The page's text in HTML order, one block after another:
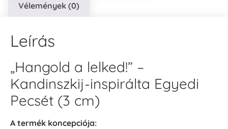
Vélemények (0)
Leírás
„Hangold a lelked!” –
Kandinszkij-inspirálta Egyedi
Pecsét (3 cm)
A termék koncepciója: